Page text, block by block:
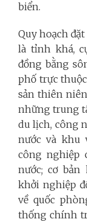
biển.
Quy hoạch
là tỉnh khá,
đồng bằng
phố trực
sản thiên
những trung
du lịch, công
nước và khu
công nghiệp
nước; cơ
khởi nghiệp
về quốc
thống chính